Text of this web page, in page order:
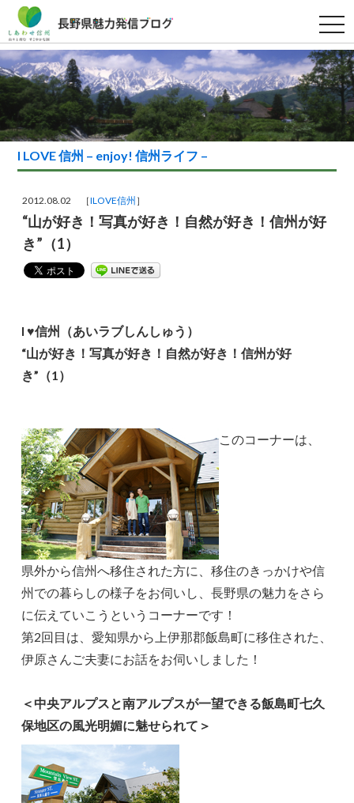
t
o
g
g
l
e
n
a
v
g
i
I LOVE 信州 – enjoy! 信州ライフ –
2012.08.02 ［ILOVE信州 ］
“山が好き！写真が好き！自然が好き！信州が好
き”（1）
I ♥信州（あいラブしんしゅう）
“山が好き！写真が好き！自然が好き！信州が好
き”（1）
このコーナーは、
県外から信州へ移住された方に、移住のきっかけや信
州での暮らしの様子をお伺いし、長野県の魅力をさら
に伝えていこうというコーナーです！
第2回目は、愛知県から上伊那郡飯島町に移住された、
伊原さんご夫妻にお話をお伺いしました！
＜中央アルプスと南アルプスが一望できる飯島町七久
保地区の風光明媚に魅せられて＞